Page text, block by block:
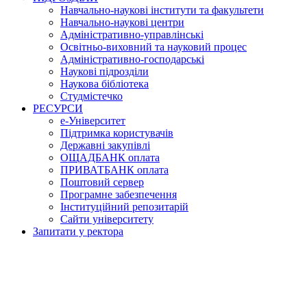
Навчально-наукові інститути та факультети
Навчально-наукові центри
Адміністративно-управлінські
Освітньо-виховний та науковий процес
Адміністративно-господарські
Наукові підрозділи
Наукова бібліотека
Студмістечко
РЕСУРСИ
е-Університет
Підтримка користувачів
Державні закупівлі
ОЩАДБАНК оплата
ПРИВАТБАНК оплата
Поштовий сервер
Програмне забезпечення
Інституційний репозитарій
Сайти університету
Запитати у ректора